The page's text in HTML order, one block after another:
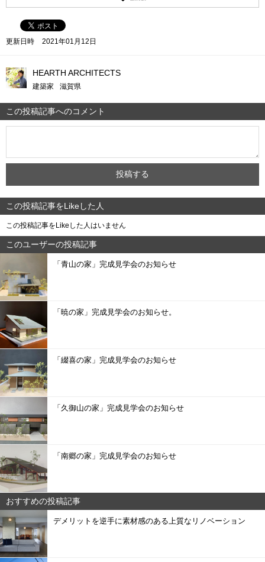
更新日時 2021年01月12日
HEARTH ARCHITECTS
建築家 滋賀県
この投稿記事へのコメント
この投稿記事をLikeした人
この投稿記事をLikeした人はいません
このユーザーの投稿記事
「青山の家」完成見学会のお知らせ
「暁の家」完成見学会のお知らせ。
「綴喜の家」完成見学会のお知らせ
「久御山の家」完成見学会のお知らせ
「南郷の家」完成見学会のお知らせ
おすすめの投稿記事
デメリットを逆手に素材感のある上質なリノベーション